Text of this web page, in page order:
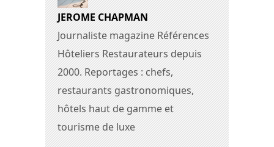
JEROME CHAPMAN
Journaliste magazine Références
Hôteliers Restaurateurs depuis
2000. Reportages : chefs,
restaurants gastronomiques,
hôtels haut de gamme et
tourisme de luxe